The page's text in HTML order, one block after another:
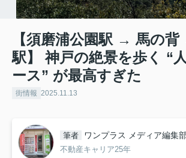
【須磨浦公園駅 → 馬の
駅】 神戸の絶景を歩く “
ース” が最高すぎた
街情報 2025.11.13
筆者 ワンプラス メディア編集
不動産キャリア25年